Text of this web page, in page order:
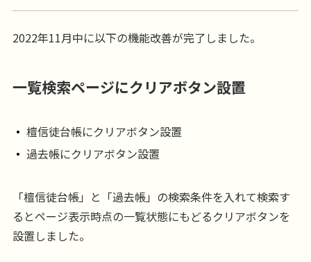
2022年11月中に以下の機能改善が完了しました。
一覧検索ページにクリアボタン設置
檀信徒台帳にクリアボタン設置
過去帳にクリアボタン設置
「檀信徒台帳」と「過去帳」の検索条件を入れて検索す
るとページ表示時点の一覧状態にもどるクリアボタンを
設置しました。